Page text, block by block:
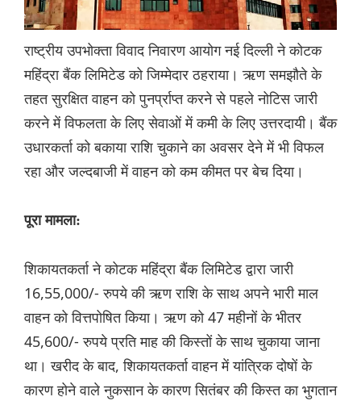
राष्ट्रीय उपभोक्ता विवाद निवारण आयोग नई दिल्ली ने कोटक
महिंद्रा बैंक लिमिटेड को जिम्मेदार ठहराया। ऋण समझौते के
तहत सुरक्षित वाहन को पुनर्प्राप्त करने से पहले नोटिस जारी
करने में विफलता के लिए सेवाओं में कमी के लिए उत्तरदायी। बैंक
उधारकर्ता को बकाया राशि चुकाने का अवसर देने में भी विफल
रहा और जल्दबाजी में वाहन को कम कीमत पर बेच दिया।
पूरा मामला:
शिकायतकर्ता ने कोटक महिंद्रा बैंक लिमिटेड द्वारा जारी
16,55,000/- रुपये की ऋण राशि के साथ अपने भारी माल
वाहन को वित्तपोषित किया। ऋण को 47 महीनों के भीतर
45,600/- रुपये प्रति माह की किस्तों के साथ चुकाया जाना
था। खरीद के बाद, शिकायतकर्ता वाहन में यांत्रिक दोषों के
कारण होने वाले नुकसान के कारण सितंबर की किस्त का भुगतान